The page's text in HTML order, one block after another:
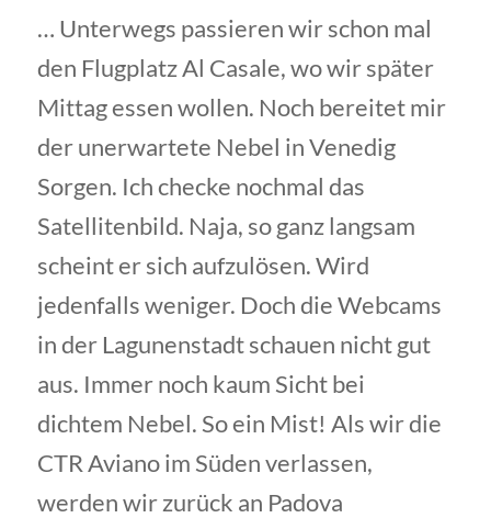
… Unterwegs passieren wir schon mal
den Flugplatz Al Casale, wo wir später
Mittag essen wollen. Noch bereitet mir
der unerwartete Nebel in Venedig
Sorgen. Ich checke nochmal das
Satellitenbild. Naja, so ganz langsam
scheint er sich aufzulösen. Wird
jedenfalls weniger. Doch die Webcams
in der Lagunenstadt schauen nicht gut
aus. Immer noch kaum Sicht bei
dichtem Nebel. So ein Mist! Als wir die
CTR Aviano im Süden verlassen,
werden wir zurück an Padova